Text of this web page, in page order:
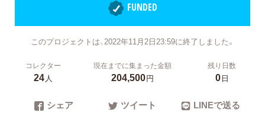
FUNDED
このプロジェクトは、2022年11月2日23:59に終了しました。
コレクター
24人
現在までに集まった金額
204,500円
残り日数
0日
シェア ツイート LINEで送る